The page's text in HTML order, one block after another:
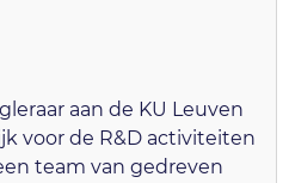
aan de KU Leuven
voor de R&D activiteiten
team van gedreven